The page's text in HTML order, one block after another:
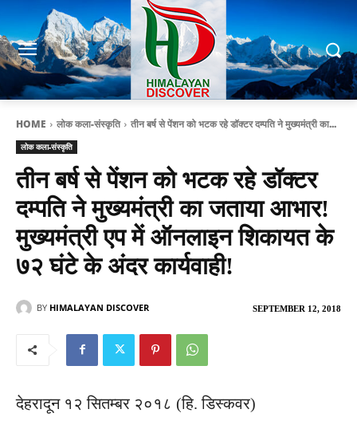
HOME लोक कला-संस्कृति तीन बर्ष से पेंशन को भटक रहे डॉक्टर दम्पति ने मुख्यमंत्री का...
लोक कला-संस्कृति
तीन बर्ष से पेंशन को भटक रहे डॉक्टर
दम्पति ने मुख्यमंत्री का जताया आभार!
मुख्यमंत्री एप में ऑनलाइन शिकायत के
७२ घंटे के अंदर कार्यवाही!
SEPTEMBER 12, 2018
BY HIMALAYAN DISCOVER
देहरादून १२ सितम्बर २०१८ (हि. डिस्कवर)